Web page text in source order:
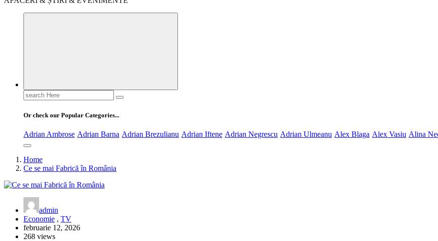
Search
for:
Or check our Popular Categories...
Adrian Ambrose Adrian Barna Adrian Brezulianu Adrian Iftene Adrian Negrescu Adrian Ulmeanu Alex Blaga Alex Vasiu Alina
Home
Ce se mai Fabrică în România
admin
Economie , TV
februarie 12, 2026
268 views